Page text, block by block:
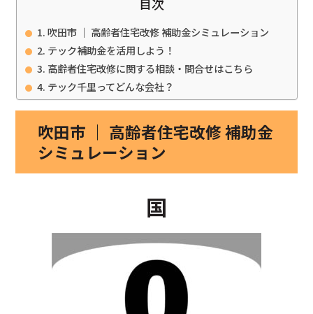
吹田市 ｜ 高齢者住宅改修 補助金シミュレーション
テック補助金を活用しよう！
高齢者住宅改修に関する相談・問合せはこちら
テック千里ってどんな会社？
吹田市 ｜ 高齢者住宅改修 補助金
シミュレーション
国